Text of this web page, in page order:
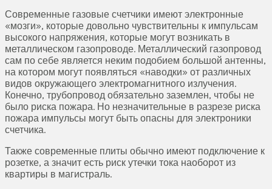
Современные газовые счетчики имеют электронные
«мозги», которые довольно чувствительны к импульсам
высокого напряжения, которые могут возникать в
металлическом газопроводе. Металлический газопровод
сам по себе является неким подобием большой антенны,
на котором могут появляться «наводки» от различных
видов окружающего электромагнитного излучения.
Конечно, трубопровод обязательно заземлен, чтобы не
было риска пожара. Но незначительные в разрезе риска
пожара импульсы могут быть опасны для электроники
счетчика.
Также современные плиты обычно имеют подключение к
розетке, а значит есть риск утечки тока наоборот из
квартиры в магистраль.